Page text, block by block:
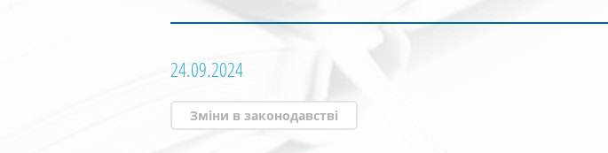
24.09.2024
Зміни в законодавстві